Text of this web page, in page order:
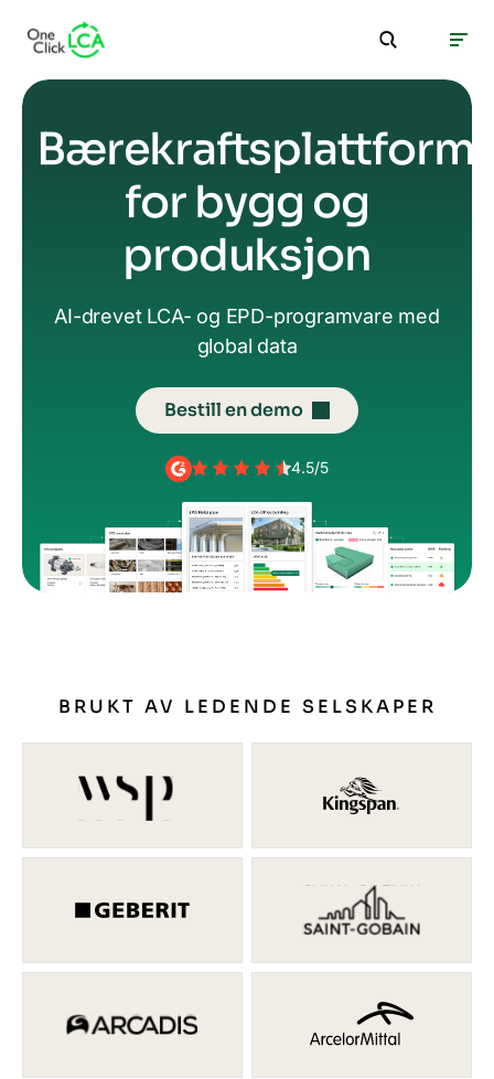
Bærekraftsplattform
for bygg og
produksjon
AI-drevet LCA- og EPD-programvare med
global data
Bestill en demo
4.5/5
BRUKT AV LEDENDE SELSKAPER